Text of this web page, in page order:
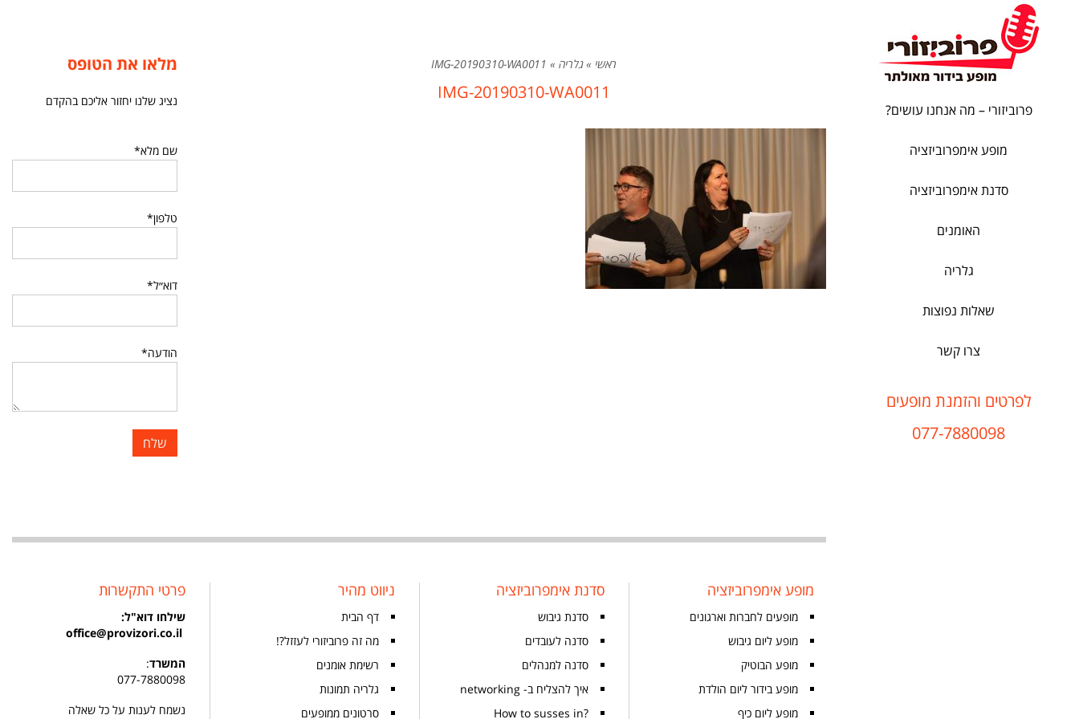
פרוביזורי – מה אנחנו עושים?
מופע אימפרוביזציה
סדנת אימפרוביזציה
האומנים
גלריה
שאלות נפוצות
צרו קשר
לפרטים והזמנת מופעים
077-7880098
ראשי » גלריה »
IMG-20190310-WA0011
IMG-20190310-WA0011
מלאו את הטופס
נציג שלנו יחזור אליכם בהקדם
שם מלא*
טלפון*
דוא״ל*
הודעה*
מופע אימפרוביזציה
מופעים לחברות וארגונים
מופע ליום גיבוש
מופע הבוטיק
מופע בידור ליום הולדת
מופע ליום כיף
סדנת אימפרוביזציה
סדנת גיבוש
סדנה לעובדים
סדנה למנהלים
איך להצליח ב- networking
?How to susses in
ניווט מהיר
דף הבית
מה זה פרוביזורי לעזזל?!
רשימת אומנים
גלריה תמונות
סרטונים ממופעים
פרטי התקשרות
שילחו דוא"ל:
office@provizori.co.il
המשרד:
077-7880098
נשמח לענות על כל שאלה